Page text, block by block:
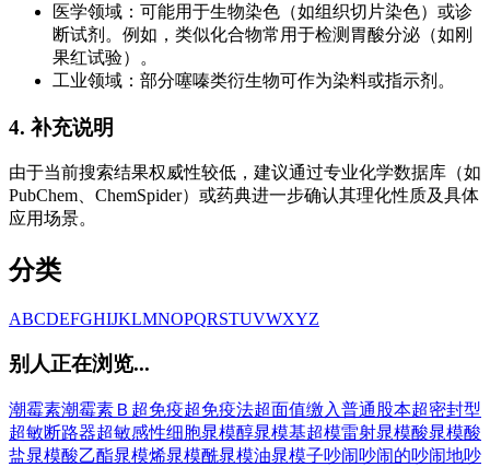
医学领域：可能用于生物染色（如组织切片染色）或诊
断试剂。例如，类似化合物常用于检测胃酸分泌（如刚
果红试验）。
工业领域：部分噻嗪类衍生物可作为染料或指示剂。
4. 补充说明
由于当前搜索结果权威性较低，建议通过专业化学数据库（如
PubChem、ChemSpider）或药典进一步确认其理化性质及具体
应用场景。
分类
ABCDEFGHIJKLMNOPQRSTUVWXYZ
别人正在浏览...
潮霉素潮霉素Ｂ 超免疫超免疫法超面值缴入普通股本超密封型
超敏断路器超敏感性细胞晁模醇晁模基超模雷射晁模酸晁模酸
盐晁模酸乙酯晁模烯晁模酰晁模油晁模子吵闹吵闹的吵闹地吵